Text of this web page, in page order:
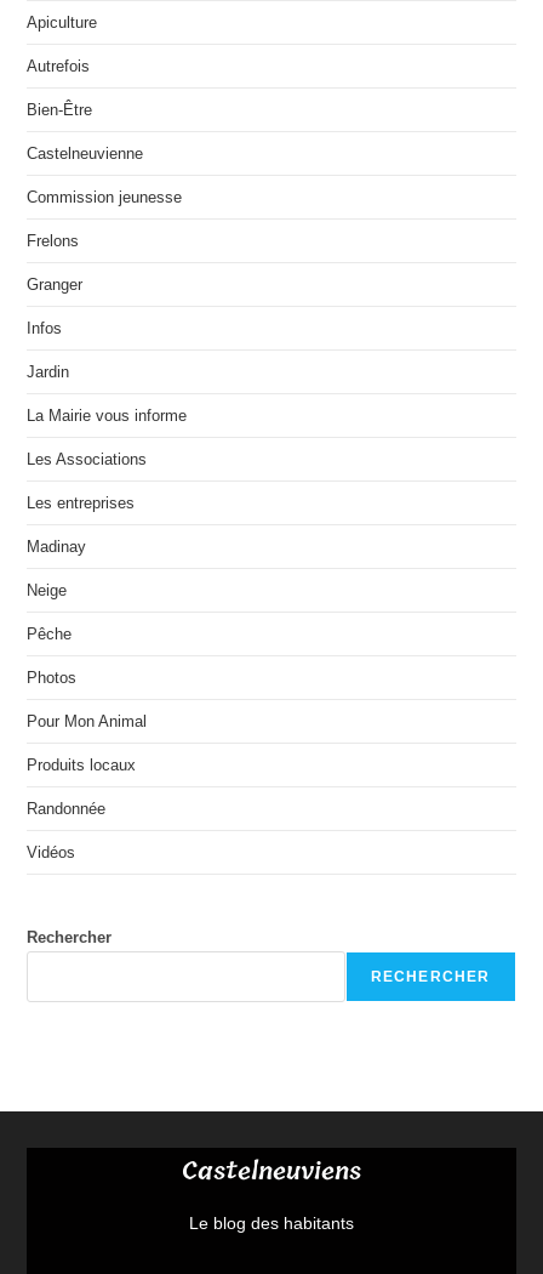
Apiculture
Autrefois
Bien-Être
Castelneuvienne
Commission jeunesse
Frelons
Granger
Infos
Jardin
La Mairie vous informe
Les Associations
Les entreprises
Madinay
Neige
Pêche
Photos
Pour Mon Animal
Produits locaux
Randonnée
Vidéos
Rechercher
RECHERCHER
Castelneuviens
Le blog des habitants